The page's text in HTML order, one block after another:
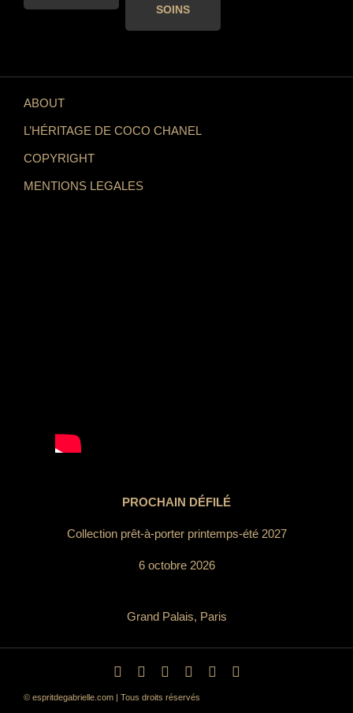
SOINS
ABOUT
L’HÉRITAGE DE COCO CHANEL
COPYRIGHT
MENTIONS LEGALES
PROCHAIN DÉFILÉ
Collection prêt-à-porter printemps-été 2027
6 octobre 2026
Grand Palais, Paris
© espritdegabrielle.com | Tous droits réservés